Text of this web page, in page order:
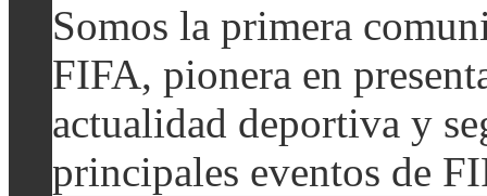
Somos la primera
FIFA, pionera en
actualidad deportiva y
principales eventos de